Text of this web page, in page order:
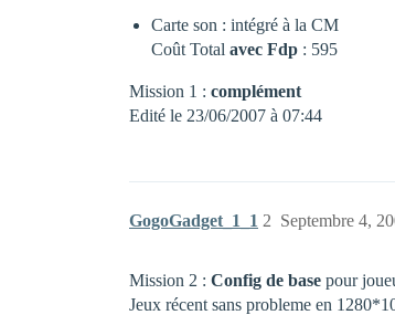
Carte son : intégré à la CM
Coût Total avec Fdp : 595
Mission 1 : complément
Edité le 23/06/2007 à 07:44
GogoGadget_1_1 Septembre 4,
2
Mission 2 : Config de base pour
Jeux récent sans probleme en